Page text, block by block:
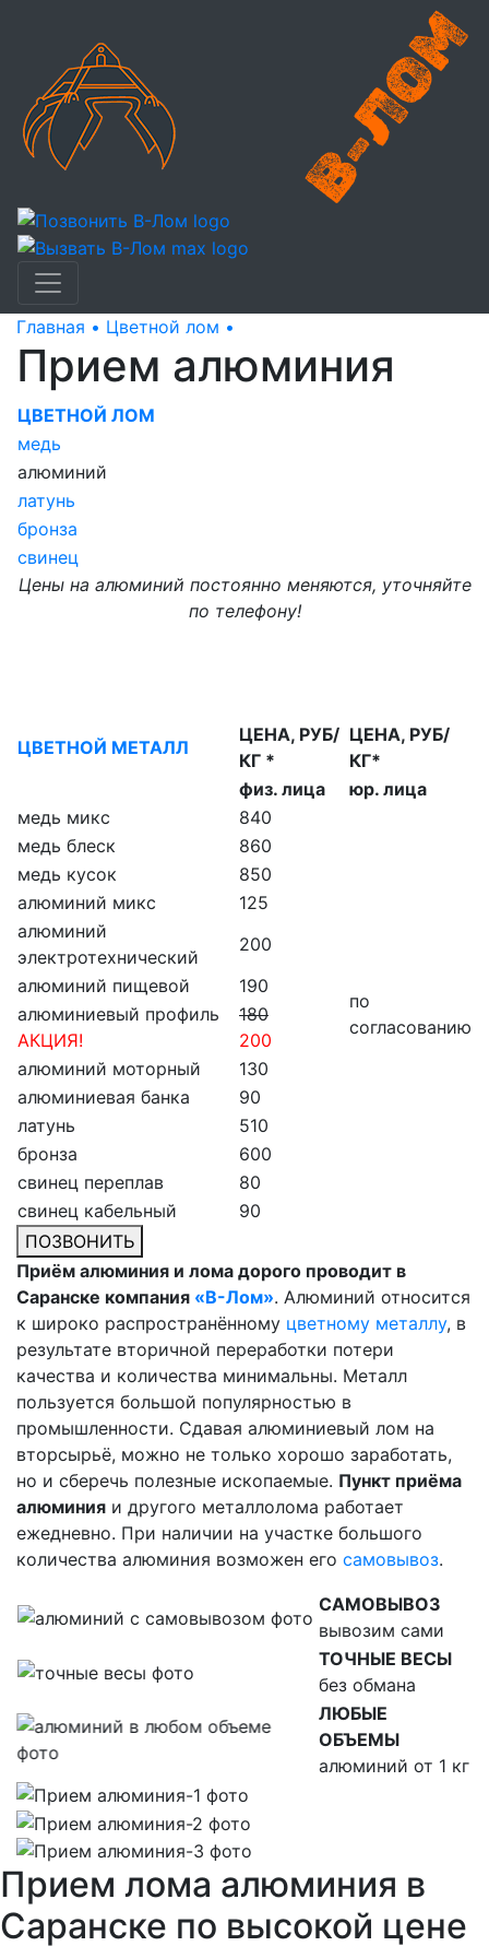
Главная • Цветной лом •
Прием алюминия
ЦВЕТНОЙ ЛОМ
медь
алюминий
латунь
бронза
свинец
Цены на алюминий постоянно меняются, уточняйте
по телефону!
ЦВЕТНОЙ МЕТАЛЛ
ЦЕНА, РУБ/
КГ *
ЦЕНА, РУБ/
КГ*
физ. лица
юр. лица
медь микс
840
по
согласованию
медь блеск
860
медь кусок
850
алюминий микс
125
алюминий
электротехнический
200
алюминий пищевой
190
алюминиевый профиль
АКЦИЯ!
180
200
алюминий моторный
130
алюминиевая банка
90
латунь
510
бронза
600
свинец переплав
80
свинец кабельный
90
ПОЗВОНИТЬ
Приём алюминия и лома дорого проводит в
Саранске компания «В-Лом». Алюминий относится
к широко распространённому цветному металлу, в
результате вторичной переработки потери
качества и количества минимальны. Металл
пользуется большой популярностью в
промышленности. Сдавая алюминиевый лом на
вторсырьё, можно не только хорошо заработать,
но и сберечь полезные ископаемые. Пункт приёма
алюминия и другого металлолома работает
ежедневно. При наличии на участке большого
количества алюминия возможен его самовывоз.
САМОВЫВОЗ
вывозим сами
ТОЧНЫЕ ВЕСЫ
без обмана
ЛЮБЫЕ
ОБЪЕМЫ
алюминий от 1 кг
Прием лома алюминия в
Саранске по высокой цене